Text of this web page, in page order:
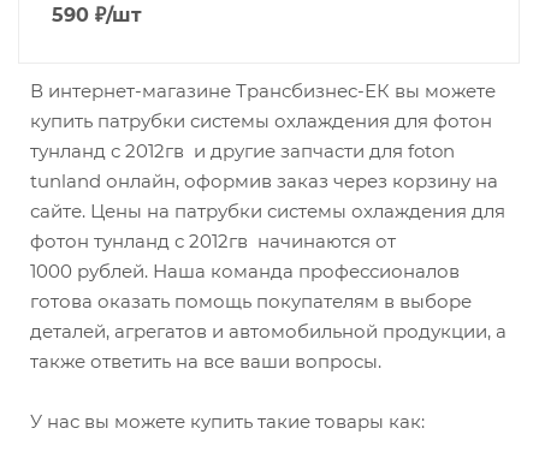
590 ₽/шт
В интернет-магазине Трансбизнес-ЕК вы можете
купить патрубки системы охлаждения для фотон
тунланд с 2012гв и другие запчасти для foton
tunland онлайн, оформив заказ через корзину на
сайте. Цены на патрубки системы охлаждения для
фотон тунланд с 2012гв начинаются от
1000 рублей. Наша команда профессионалов
готова оказать помощь покупателям в выборе
деталей, агрегатов и автомобильной продукции, а
также ответить на все ваши вопросы.
У нас вы можете купить такие товары как: